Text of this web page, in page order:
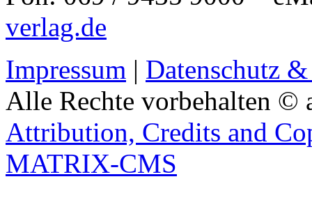
verlag.de
Impressum | Datenschutz
Alle Rechte vorbehalten ©
Attribution, Credits and
MATRIX-CMS